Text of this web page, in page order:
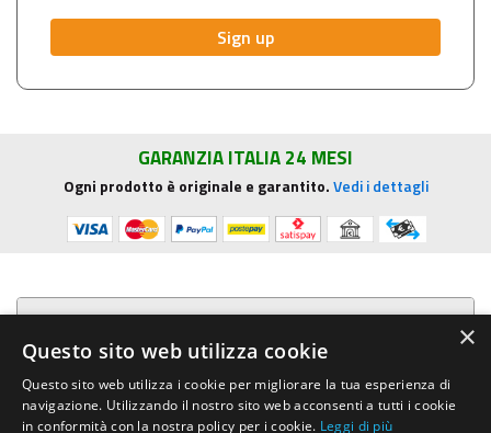
GARANZIA ITALIA 24 MESI
Ogni prodotto è originale e garantito.Vedi i dettagli
Presentazione aziendale
Acquista su R.G. Sound
×
Questo sito web utilizza cookie
Questo sito web utilizza i cookie per migliorare la tua esperienza di
navigazione. Utilizzando il nostro sito web acconsenti a tutti i cookie
in conformità con la nostra policy per i cookie. Leggi di più